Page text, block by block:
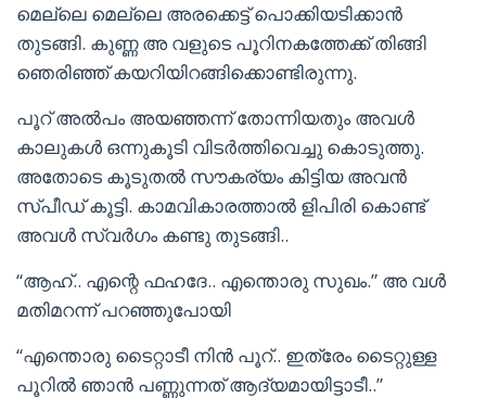
മെല്ലെ മെല്ലെ അരക്കെട്ട് പൊക്കിയടിക്കാൻ
തുടങ്ങി. കുണ്ണ അ വളുടെ പൂറിനകത്തേക്ക് തിങ്ങി
ഞെരിഞ്ഞ് കയറിയിറങ്ങിക്കൊണ്ടിരുന്നു.
പൂറ് അൽപം അയഞ്ഞന്ന് തോന്നിയതും അവൾ
കാലുകൾ ഒന്നുകൂടി വിടർത്തിവെച്ചു കൊടുത്തു.
അതോടെ കൂടുതൽ സൗകര്യം കിട്ടിയ അവൻ
സ്പീഡ് കൂട്ടി. കാമവികാരത്താൽ ളിപിരി കൊണ്ട്
അവൾ സ്വർഗം കണ്ടു തുടങ്ങി..
“ആഹ്.. എന്റെ ഫഹദേ.. എന്തൊരു സുഖം.” അ വൾ
മതിമറന്ന് പറഞ്ഞുപോയി
“എന്തൊരു ടൈറ്റാടീ നിൻ പൂറ്.. ഇത്രേം ടൈറ്റുള്ള
പൂറിൽ ഞാൻ പണ്ണുന്നത് ആദ്യമായിട്ടാടീ..”